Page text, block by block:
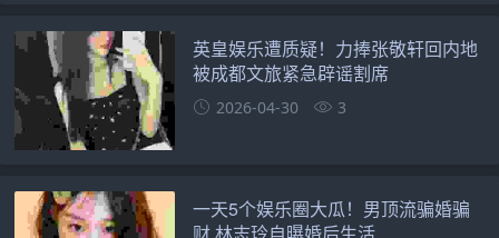
英皇娱乐遭质疑！力捧张敬轩回内地
被成都文旅紧急辟谣割席
2026-04-30 3
一天5个娱乐圈大瓜！男顶流骗婚骗
财 林志玲自曝婚后生活